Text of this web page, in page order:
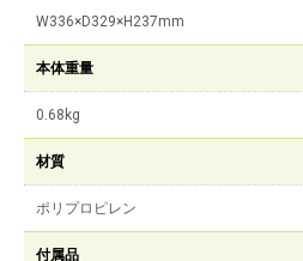
W336×D329×H237mm
本体重量
0.68kg
材質
ポリプロピレン
付属品